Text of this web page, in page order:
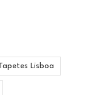
Lisboa